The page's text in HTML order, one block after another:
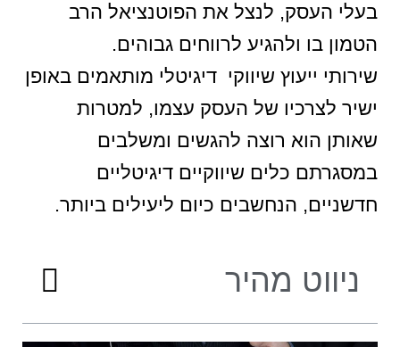
בעלי העסק, לנצל את הפוטנציאל הרב
הטמון בו ולהגיע לרווחים גבוהים.
שירותי ייעוץ שיווקי דיגיטלי מותאמים באופן
ישיר לצרכיו של העסק עצמו, למטרות
שאותן הוא רוצה להגשים ומשלבים
במסגרתם כלים שיווקיים דיגיטליים
חדשניים, הנחשבים כיום ליעילים ביותר.
ניווט מהיר